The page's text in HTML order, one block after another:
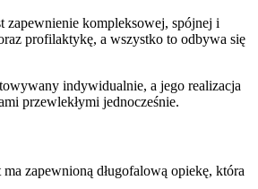
zapewnienie kompleksowej, spójnej i
profilaktykę, a wszystko to odbywa się
indywidualnie, a jego realizacja
przewlekłymi jednocześnie.
zapewnioną długofalową opiekę, która